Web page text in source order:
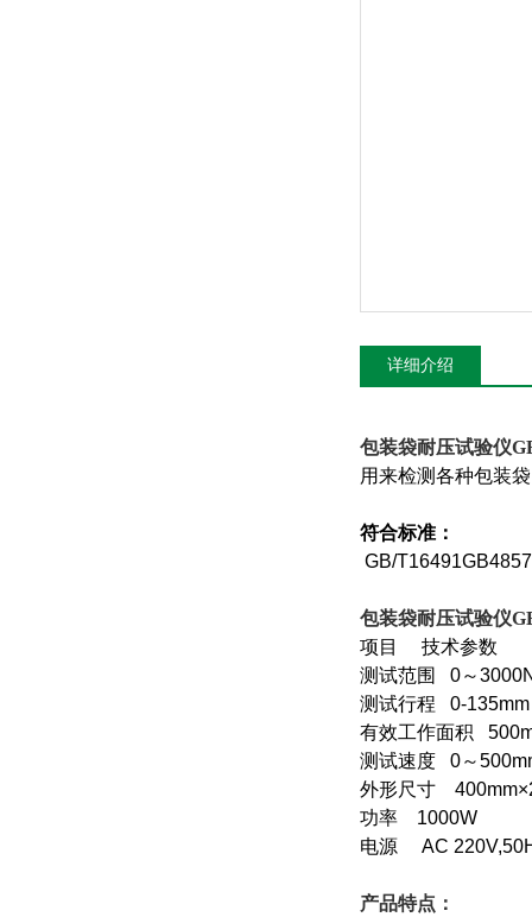
详细介绍
包装袋耐压试验仪
用来检测各种包装
符合标准：
GB/
包装袋耐压试验仪
项目 技术参数
测试范围 0～
测试行程 0-
有效工作面积
测试速度 0～
外形尺寸
功率 1000W
电源 AC
产品特点：